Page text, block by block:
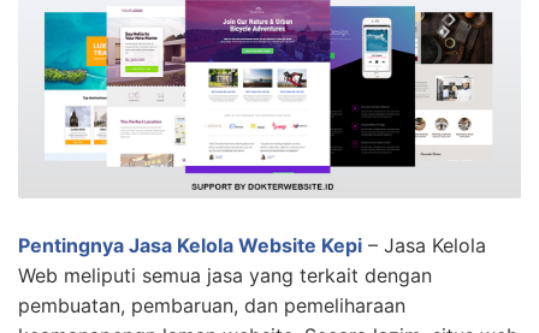
Pentingnya Jasa Kelola Website Kepi – Jasa Kelola
Web meliputi semua jasa yang terkait dengan
pembuatan, pembaruan, dan pemeliharaan